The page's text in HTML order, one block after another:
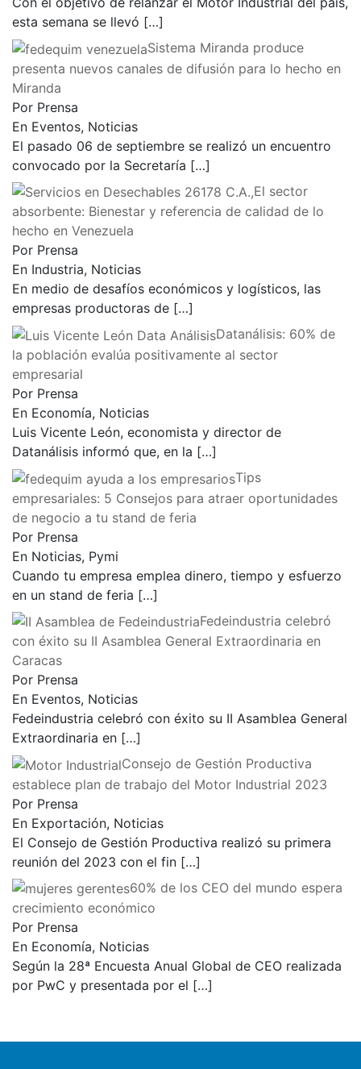
esta semana se llevó […]
Sistema Miranda produce
presenta nuevos canales de difusión para lo hecho en
Miranda
Por Prensa
En Eventos, Noticias
El pasado 06 de septiembre se realizó un encuentro
convocado por la Secretaría […]
El sector
absorbente: Bienestar y referencia de calidad de lo
hecho en Venezuela
Por Prensa
En Industria, Noticias
En medio de desafíos económicos y logísticos, las
empresas productoras de […]
Datanálisis: 60% de
la población evalúa positivamente al sector
empresarial
Por Prensa
En Economía, Noticias
Luis Vicente León, economista y director de
Datanálisis informó que, en la […]
Tips
empresariales: 5 Consejos para atraer oportunidades
de negocio a tu stand de feria
Por Prensa
En Noticias, Pymi
Cuando tu empresa emplea dinero, tiempo y esfuerzo
en un stand de feria […]
Fedeindustria celebró
con éxito su II Asamblea General Extraordinaria en
Caracas
Por Prensa
En Eventos, Noticias
Fedeindustria celebró con éxito su II Asamblea General
Extraordinaria en […]
Consejo de Gestión Productiva
establece plan de trabajo del Motor Industrial 2023
Por Prensa
En Exportación, Noticias
El Consejo de Gestión Productiva realizó su primera
reunión del 2023 con el fin […]
60% de los CEO del mundo espera
crecimiento económico
Por Prensa
En Economía, Noticias
Según la 28ª Encuesta Anual Global de CEO realizada
por PwC y presentada por el […]